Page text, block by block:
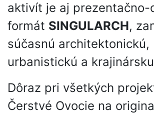
aktivít je aj prezentačno-
formát SINGULARCH,
súčasnú architektonickú,
urbanistickú a
Dôraz pri všetkých
Čerstvé Ovocie na